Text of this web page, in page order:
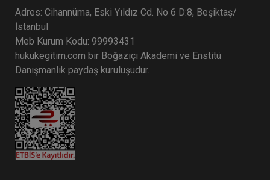
Adres: Cihannüma, Eski Yıldız Cd. No 6 D:8, Beşiktaş/
İstanbul
Meb Kurum Kodu: 99993431
hukukegitim.com bir Boğaziçi Akademi ve Enstitü
Danışmanlık paydaş kuruluşudur.